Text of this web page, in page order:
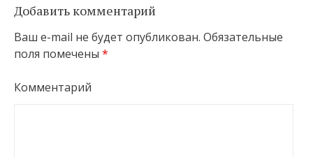
Добавить комментарий
Ваш e-mail не будет опубликован. Обязательные
поля помечены *
Комментарий